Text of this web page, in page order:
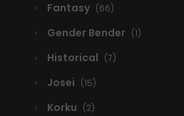
Fantasy (66)
Gender Bender (1)
Historical (7)
Josei (15)
Korku (2)